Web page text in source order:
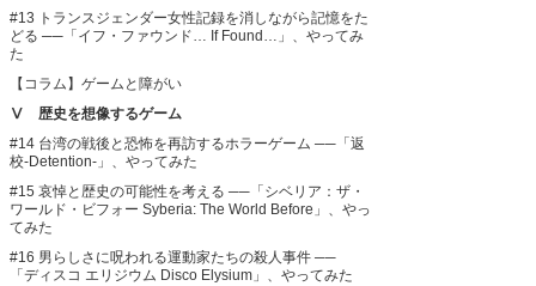
#13 トランスジェンダー女性記録を消しながら記憶をた
どる ──「イフ・ファウンド… If Found…」、やってみ
た
【コラム】ゲームと障がい
Ⅴ 歴史を想像するゲーム
#14 台湾の戦後と恐怖を再訪するホラーゲーム ──「返
校-Detention-」、やってみた
#15 哀悼と歴史の可能性を考える ──「シベリア：ザ・
ワールド・ビフォー Syberia: The World Before」、やっ
てみた
#16 男らしさに呪われる運動家たちの殺人事件 ──
「ディスコ エリジウム Disco Elysium」、やってみた